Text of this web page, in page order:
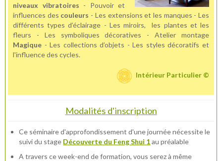
niveaux vibratoires - Pouvoir et
influences des couleurs - Les extensions et les manques - Les
différents types d’éclairage - Les miroirs, les plantes et les
fleurs - Les symboliques décoratives - Atelier montage
Magique - Les collections d’objets - Les styles décoratifs et
l'influence des cycles.
Intérieur Particulier ©
Modalités d'inscription
Ce séminaire d'approfondissement d'une journée nécessite le
suivi du stage Découverte du Feng Shui 1au préalable
A travers ce week-end de formation, vous serez à même